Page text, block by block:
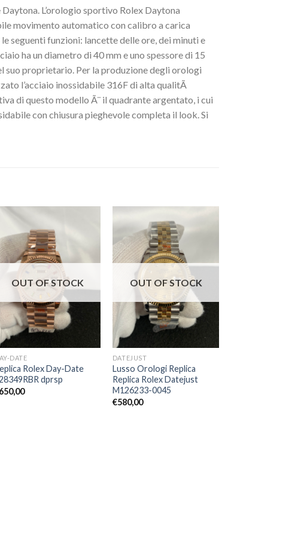
L’orologio sportivo Rolex Daytona
movimento automatico con calibro a carica
seguenti funzioni: lancette delle ore, dei minuti e
ha un diametro di 40 mm e uno spessore di 15
suo proprietario. Per la produzione degli orologi
l’acciaio inossidabile 316F di alta qualitÃ
di questo modello Ã¨ il quadrante argentato, i cui
con chiusura pieghevole completa il look. Si
OUT OF STOCK
DATE
Rolex Day-Date
dprsp
650,00
OUT OF STOCK
DATEJUST
Lusso Orologi Replica
Replica Rolex Datejust
M126233-0045
€580,00